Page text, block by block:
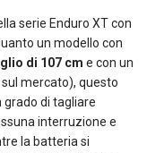
serie Enduro XT con
un modello con
di 107 cm e con un
mercato), questo
di tagliare
interruzione e
la batteria si